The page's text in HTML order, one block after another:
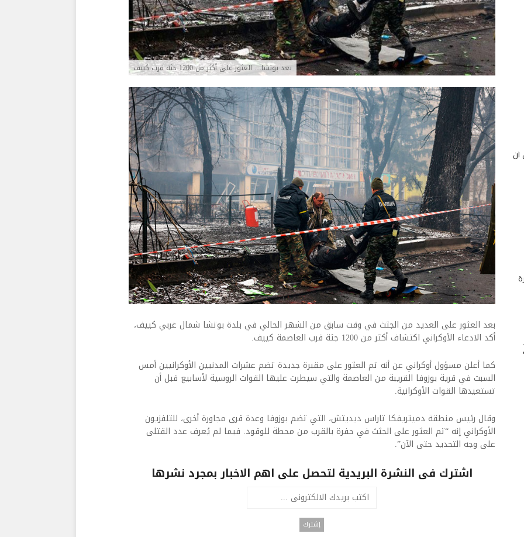
بعد بوتشا… العثور ‏على أكثر من 1200 جثة قرب كييف
بعد العثور على العديد من الجثث في وقت سابق من الشهر الحالي في بلدة بوتشا شمال غربي كييف،
أكد الادعاء الأوكراني اكتشاف أكثر من 1200 جثة قرب العاصمة كييف.
كما أعلن مسؤول أوكراني عن أنه تم العثور على مقبرة جديدة تضم عشرات المدنيين الأوكرانيين أمس
السبت في قرية بوزوفا القريبة من العاصمة والتي سيطرت عليها القوات الروسية لأسابيع قبل أن
تستعيدها القوات الأوكرانية.
وقال رئيس منطقة دميتريفكا تاراس ديديتش، ‏التي تضم بوزوفا وعدة قرى مجاورة أخرى، للتلفزيون
الأوكراني إنه “تم العثور على الجثث في حفرة بالقرب من محطة للوقود. فيما لم يُعرف عدد القتلى
على وجه التحديد حتى الآن”.​
اشترك فى النشرة البريدية لتحصل على اهم الاخبار بمجرد نشرها
أن